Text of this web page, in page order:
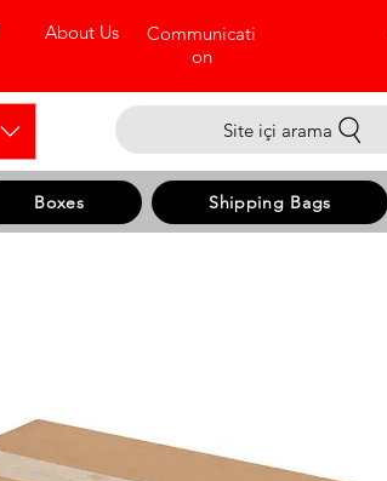
About Us
Communicati
on
Site içi arama
Boxes Shipping Bags